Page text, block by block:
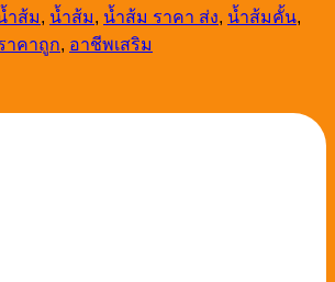
ำส้ม, น้ำส้ม, น้ำส้ม ราคา ส่ง, น้ำส้มคั้น,
าคาถูก, อาชีพเสริม